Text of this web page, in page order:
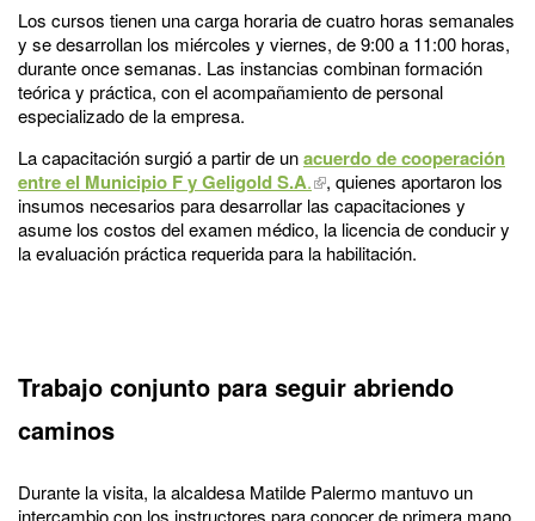
Los cursos tienen una carga horaria de cuatro horas semanales
y se desarrollan los miércoles y viernes, de 9:00 a 11:00 horas,
durante once semanas. Las instancias combinan formación
teórica y práctica, con el acompañamiento de personal
especializado de la empresa.
La capacitación surgió a partir de unacuerdo de cooperación
entre el Municipio F y Geligold S.A.
, quienes aportaron los
insumos necesarios para desarrollar las capacitaciones y
asume los costos del examen médico, la licencia de conducir y
la evaluación práctica requerida para la habilitación.
Trabajo conjunto para seguir abriendo
caminos
Durante la visita, la alcaldesa Matilde Palermo mantuvo un
intercambio con los instructores para conocer de primera mano